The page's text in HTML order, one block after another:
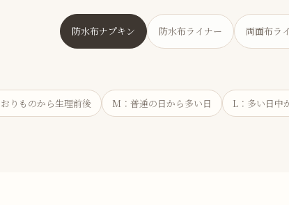
防水布ナプキン 防水布ライナー 両面布ラ
りものから生理前後 M：普通の日から多い日 L：多い日中